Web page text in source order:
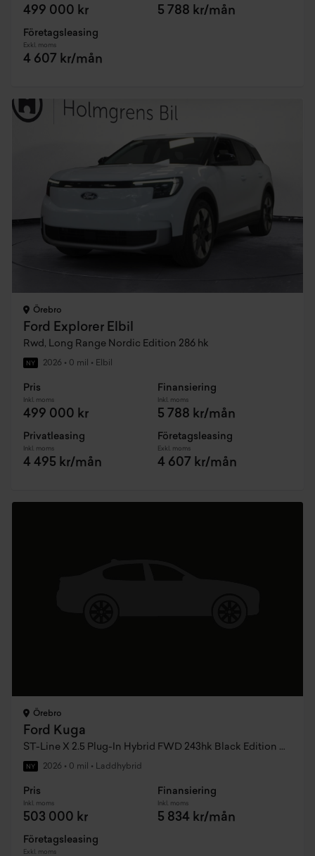
499 000 kr 5 788 kr/mån
Företagsleasing
Exkl. moms
4 607 kr/mån
Örebro
Ford Explorer Elbil
Rwd, Long Range Nordic Edition 286 hk
NY 2026 • 0 mil • Elbil
Pris
Inkl. moms
499 000 kr
Finansiering
Inkl. moms
5 788 kr/mån
Privatleasing
Inkl. moms
4 495 kr/mån
Företagsleasing
Exkl. moms
4 607 kr/mån
Örebro
Ford Kuga
ST-Line X 2.5 Plug-In Hybrid FWD 243hk Black Edition CVT
NY 2026 • 0 mil • Laddhybrid
Pris
Inkl. moms
503 000 kr
Finansiering
Inkl. moms
5 834 kr/mån
Företagsleasing
Exkl. moms